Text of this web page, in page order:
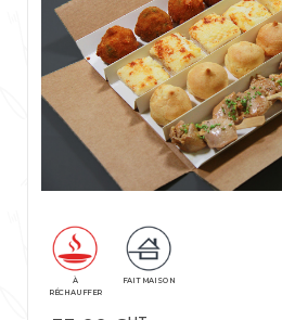
À
RÉCHAUFFER
FAIT MAISON